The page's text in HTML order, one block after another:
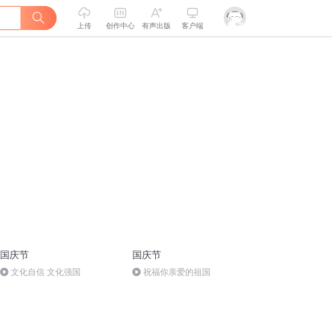
上传 创作中心 有声出版 客户端
国庆节
文化自信 文化强国
国庆节
祝福你亲爱的祖国